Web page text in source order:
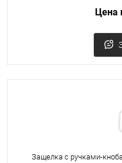
Цена
Защелка с ручками-